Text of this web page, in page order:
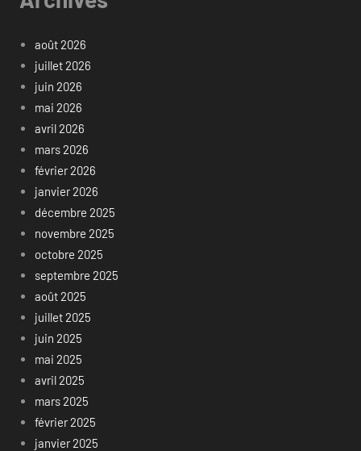
août 2026
juillet 2026
juin 2026
mai 2026
avril 2026
mars 2026
février 2026
janvier 2026
décembre 2025
novembre 2025
octobre 2025
septembre 2025
août 2025
juillet 2025
juin 2025
mai 2025
avril 2025
mars 2025
février 2025
janvier 2025